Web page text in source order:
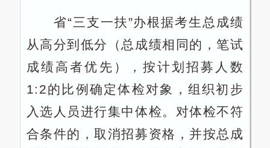
省“三支一扶”办根据考生总成绩
从高分到低分（总成绩相同的，笔试
成绩高者优先），按计划招募人数
1:2的比例确定体检对象，组织初步
入选人员进行集中体检。对体检不符
合条件的，取消招募资格，并按总成